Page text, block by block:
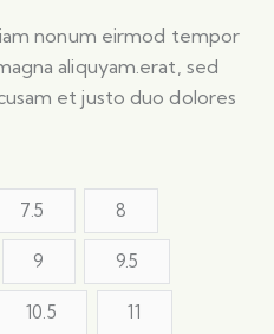
nonum eirmod tempor
aliquyam.erat, sed
et justo duo dolores
7.5 8
9 9.5
10.5 11